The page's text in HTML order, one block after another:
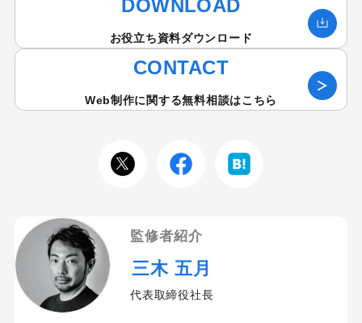
DOWNLOAD
お役立ち資料ダウンロード
CONTACT
Web制作に関する無料相談はこちら
監修者紹介
三木 五月
代表取締役社長